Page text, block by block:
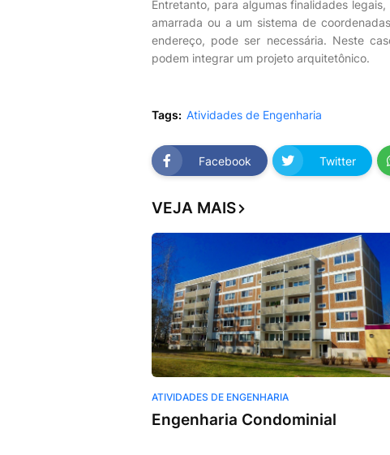
Entretanto, para algumas finalidades
amarrada ou a um sistema de
endereço, pode ser necessária. Neste
podem integrar um projeto arquitetônico.
Tags: Atividades de Engenharia
Facebook Twitter
VEJA MAIS
ATIVIDADES DE ENGENHARIA
Engenharia Condominial